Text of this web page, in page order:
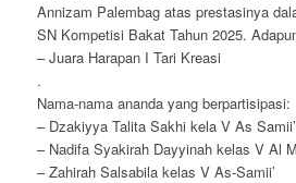
Annizam Palembag atas prestasinya
SN Kompetisi Bakat Tahun 2025.
– Juara Harapan I Tari Kreasi
.
Nama-nama ananda yang berpartisipasi:
– Dzakiyya Talita Sakhi kela V As Samii’
– Nadifa Syakirah Dayyinah kelas V Al
– Zahirah Salsabila kelas V As-Samii’